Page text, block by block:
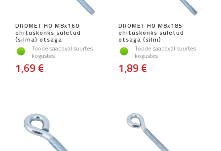
DROMET HO M8x160
ehituskonks suletud
(silma) otsaga
Toode saadaval suurtes
kogustes
1,69 €
DROMET HO M8x185
ehituskonks suletud
otsaga (silm)
Toode saadaval suurtes
kogustes
1,89 €